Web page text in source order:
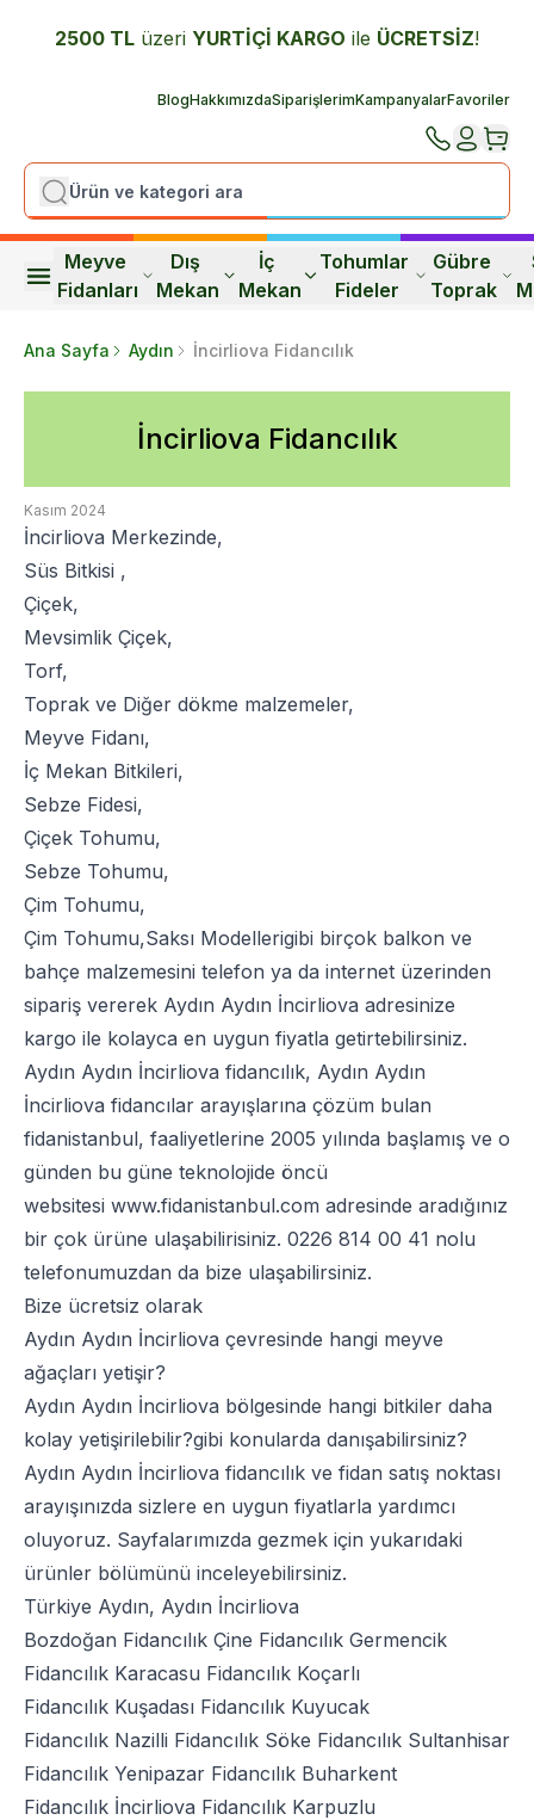
2500 TL üzeri YURTİÇİ KARGO ile ÜCRETSİZ!
BlogHakkımızdaSiparişlerimKampanyalarFavoriler
Meyve
Fidanları
Dış
Mekan
İç
Mekan
Tohumlar
Fideler
Gübre
Toprak
Ana Sayfa Aydın İncirliova Fidancılık
İncirliova Fidancılık
Kasım 2024
İncirliova Merkezinde,
Süs Bitkisi ,
Çiçek,
Mevsimlik Çiçek,
Torf,
Toprak ve Diğer dökme malzemeler,
Meyve Fidanı,
İç Mekan Bitkileri,
Sebze Fidesi,
Çiçek Tohumu,
Sebze Tohumu,
Çim Tohumu,
Çim Tohumu,Saksı Modellerigibi birçok balkon ve
bahçe malzemesini telefon ya da internet üzerinden
sipariş vererek Aydın Aydın İncirliova adresinize
kargo ile kolayca en uygun fiyatla getirtebilirsiniz.
Aydın Aydın İncirliova fidancılık, Aydın Aydın
İncirliova fidancılar arayışlarına çözüm bulan
fidanistanbul, faaliyetlerine 2005 yılında başlamış ve o
günden bu güne teknolojide öncü
websitesi www.fidanistanbul.com adresinde aradığınız
bir çok ürüne ulaşabilirisiniz. 0226 814 00 41 nolu
telefonumuzdan da bize ulaşabilirsiniz.
Bize ücretsiz olarak
Aydın Aydın İncirliova çevresinde hangi meyve
ağaçları yetişir?
Aydın Aydın İncirliova bölgesinde hangi bitkiler daha
kolay yetişirilebilir?gibi konularda danışabilirsiniz?
Aydın Aydın İncirliova fidancılık ve fidan satış noktası
arayışınızda sizlere en uygun fiyatlarla yardımcı
oluyoruz. Sayfalarımızda gezmek için yukarıdaki
ürünler bölümünü inceleyebilirsiniz.
Türkiye Aydın, Aydın İncirliova
Bozdoğan Fidancılık Çine Fidancılık Germencik
Fidancılık Karacasu Fidancılık Koçarlı
Fidancılık Kuşadası Fidancılık Kuyucak
Fidancılık Nazilli Fidancılık Söke Fidancılık Sultanhisar
Fidancılık Yenipazar Fidancılık Buharkent
Fidancılık İncirliova Fidancılık Karpuzlu